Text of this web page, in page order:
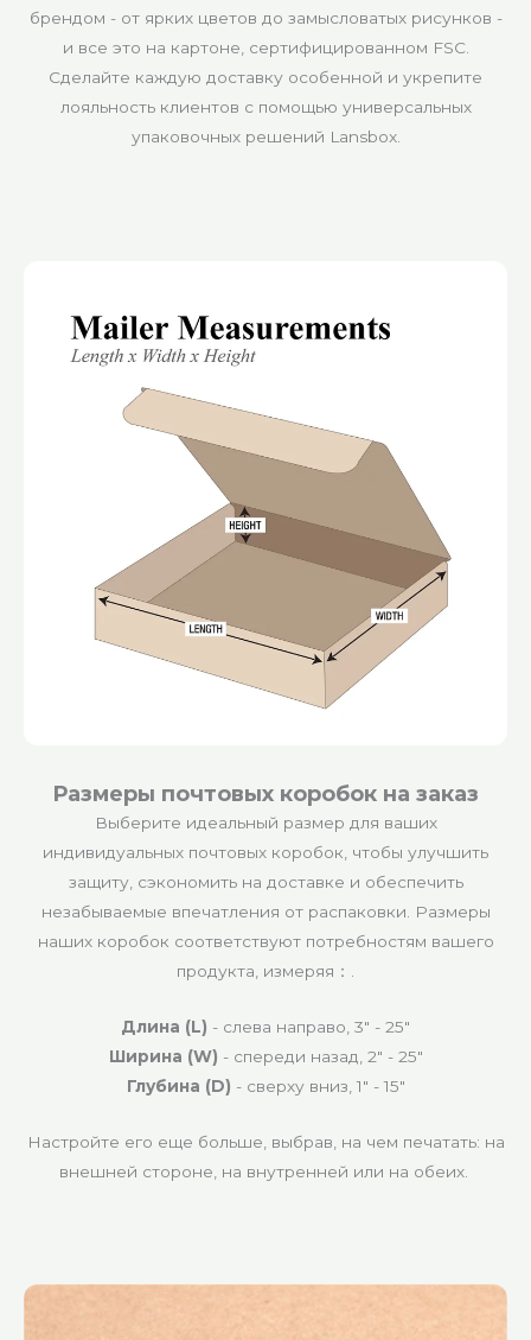
брендом - от ярких цветов до замысловатых рисунков -
и все это на картоне, сертифицированном FSC.
Сделайте каждую доставку особенной и укрепите
лояльность клиентов с помощью универсальных
упаковочных решений Lansbox.
Размеры почтовых коробок на заказ
Выберите идеальный размер для ваших
индивидуальных почтовых коробок, чтобы улучшить
защиту, сэкономить на доставке и обеспечить
незабываемые впечатления от распаковки. Размеры
наших коробок соответствуют потребностям вашего
продукта, измеряя：.
Длина (L) - слева направо‍, 3″ - 25″
Ширина (W) - спереди назад‍, 2″ - 25″
Глубина (D) - сверху вниз, 1″ - 15″
Настройте его еще больше, выбрав, на чем печатать: на
внешней стороне, на внутренней или на обеих.